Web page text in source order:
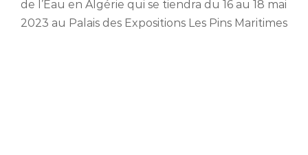
de l’Eau en Algérie qui se tiendra du 16 au 18 mai
2023 au Palais des Expositions Les Pins Maritimes